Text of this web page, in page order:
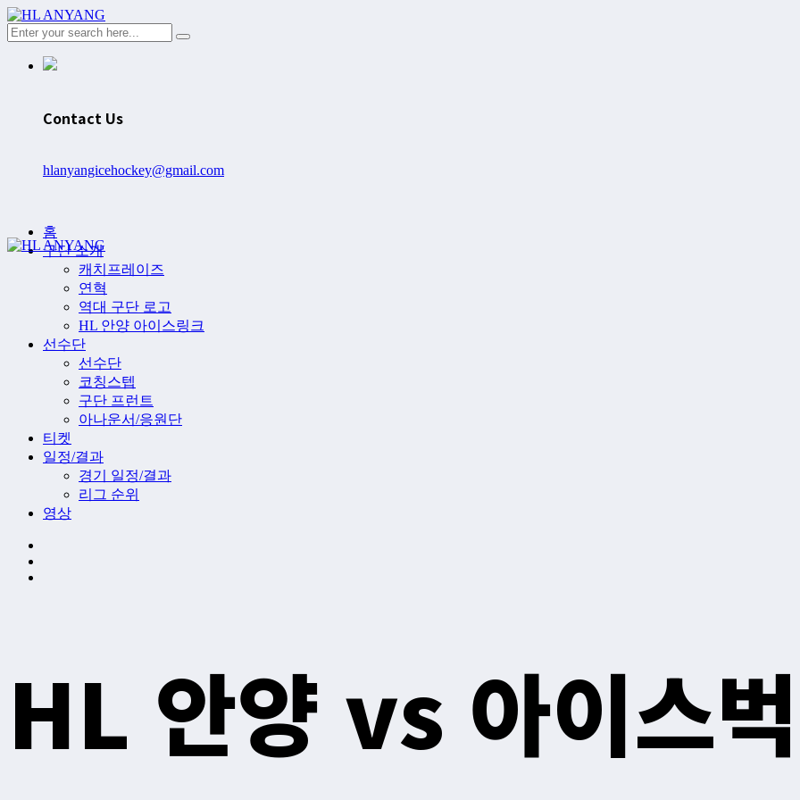
Contact Us
hlanyangicehockey@gmail.com
홈
구단 소개
캐치프레이즈
연혁
역대 구단 로고
HL 안양 아이스링크
선수단
선수단
코칭스텝
구단 프런트
아나운서/응원단
티켓
일정/결과
경기 일정/결과
리그 순위
영상
HL 안양 vs 아이스